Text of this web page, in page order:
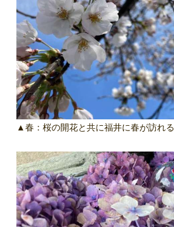
▲春：桜の開花と共に福井に春が訪れる